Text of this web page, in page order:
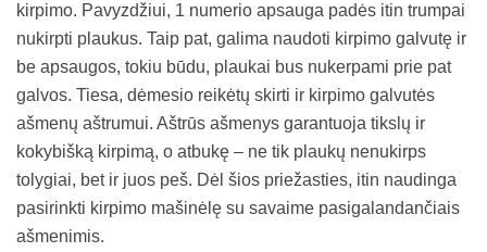
kirpimo. Pavyzdžiui, 1 numerio apsauga padės itin trumpai
nukirpti plaukus. Taip pat, galima naudoti kirpimo galvutę ir
be apsaugos, tokiu būdu, plaukai bus nukerpami prie pat
galvos. Tiesa, dėmesio reikėtų skirti ir kirpimo galvutės
ašmenų aštrumui. Aštrūs ašmenys garantuoja tikslų ir
kokybišką kirpimą, o atbukę – ne tik plaukų nenukirps
tolygiai, bet ir juos peš. Dėl šios priežasties, itin naudinga
pasirinkti kirpimo mašinėlę su savaime pasigalandančiais
ašmenimis.